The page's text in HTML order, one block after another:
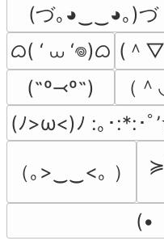
(づ｡◕‿‿◕｡)づ
ᜊ( ‘ ⩊ ‘𖦹)ᜊ (＾
(˶º⤙º˶)
（
(ﾉ>ω<)ﾉ :｡･:*:･ﾟ
（｡>‿‿<｡ ）
(•